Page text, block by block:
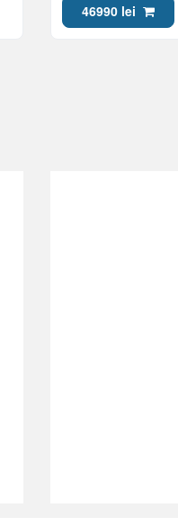
Win 11)46990 lei